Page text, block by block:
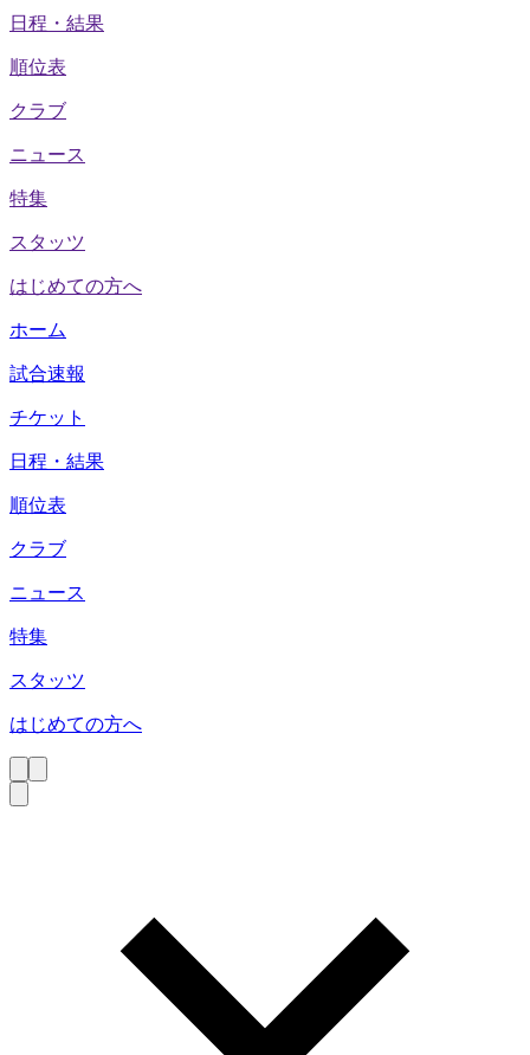
日程・結果
順位表
クラブ
ニュース
特集
スタッツ
はじめての方へ
ホーム
試合速報
チケット
日程・結果
順位表
クラブ
ニュース
特集
スタッツ
はじめての方へ